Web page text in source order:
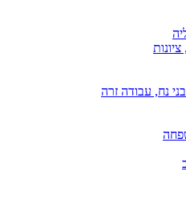
נח, עבודה זרה